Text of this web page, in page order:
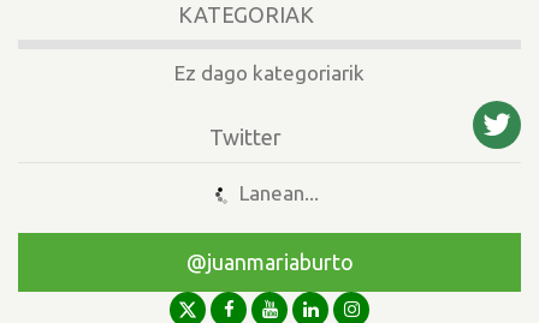
KATEGORIAK
Ez dago kategoriarik
Twitter
Lanean...
@juanmariaburto